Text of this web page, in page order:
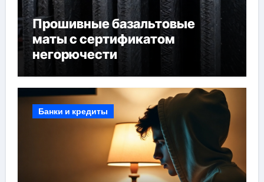
Прошивные базальтовые
маты с сертификатом
негорючести
Банки и кредиты